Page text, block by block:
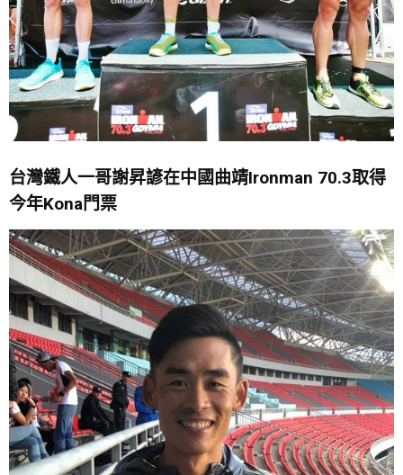
台灣鐵人一哥謝昇諺在中國曲靖Ironman 70.3取得
今年Kona門票